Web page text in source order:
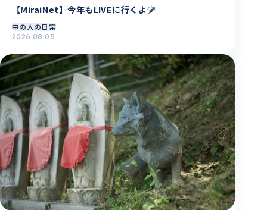
【MiraiNet】今年もLIVEに行くよ
中の人の日常
2026.08.05